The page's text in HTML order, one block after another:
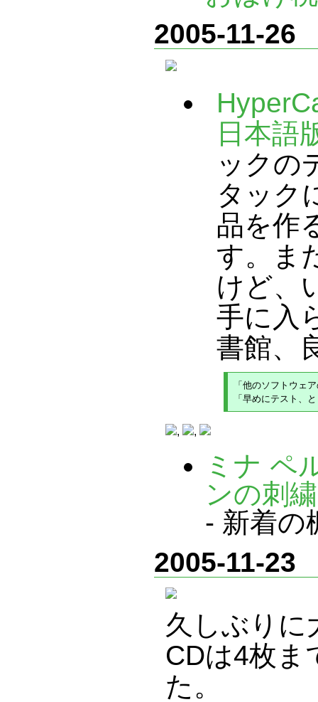
2005-11-26
日本語
ックの
タック
品を作
す。ま
けど、
手に入
書館、
「他のソフトウェ
, ,
ミナ ペ
ンの刺繍
- 新着の
2005-11-23
久しぶりに
CDは4枚ま
た。